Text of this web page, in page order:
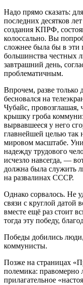
Надо прямо сказать:
последних десятков
создания КПРФ,
колоссально. Вы
сложнее была бы в эти
большинства честных
завтрашний день,
проблематичным.
Впрочем, разве только
бесновался на
Чубайс, провозглашая,
крышку гроба
вырвавшееся у него
главнейшей целью так
мировом масштабе.
надежду трудового
исчезло навсегда, —
должна была служить
на развалинах СССР.
Однако сорвалось. Не
связи с круглой датой
вместе ещё раз стоит
тогда эту победу,
Победы добились
коммунисты.
Позже на страницах
полемика: правомерно
прилагательное